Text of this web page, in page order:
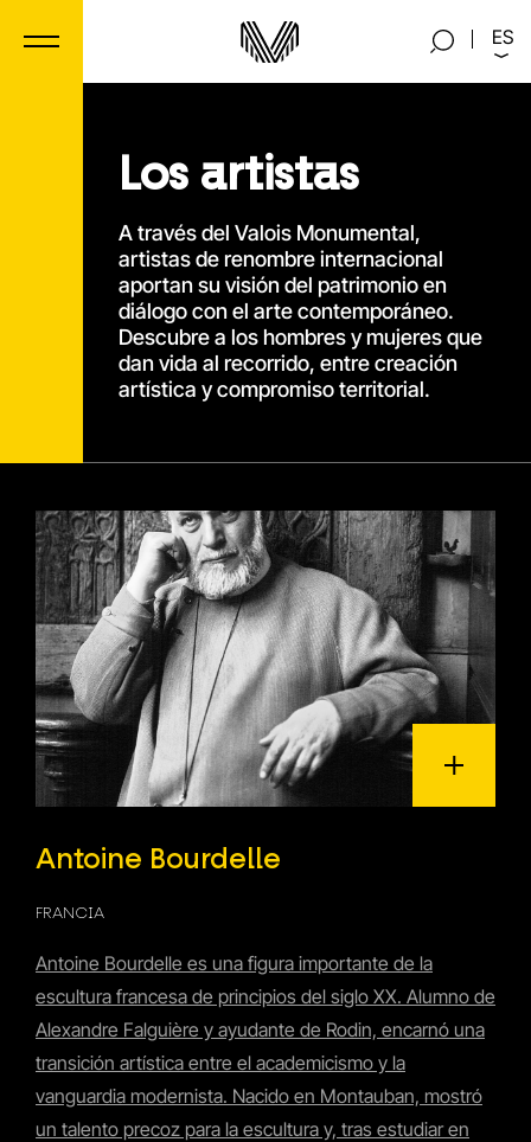
ES
Los artistas
A través del Valois Monumental,
artistas de renombre internacional
aportan su visión del patrimonio en
diálogo con el arte contemporáneo.
Descubre a los hombres y mujeres que
dan vida al recorrido, entre creación
artística y compromiso territorial.
Antoine Bourdelle
FRANCIA
Antoine Bourdelle es una figura importante de la
escultura francesa de principios del siglo XX. Alumno de
Alexandre Falguière y ayudante de Rodin, encarnó una
transición artística entre el academicismo y la
vanguardia modernista. Nacido en Montauban, mostró
un talento precoz para la escultura y, tras estudiar en